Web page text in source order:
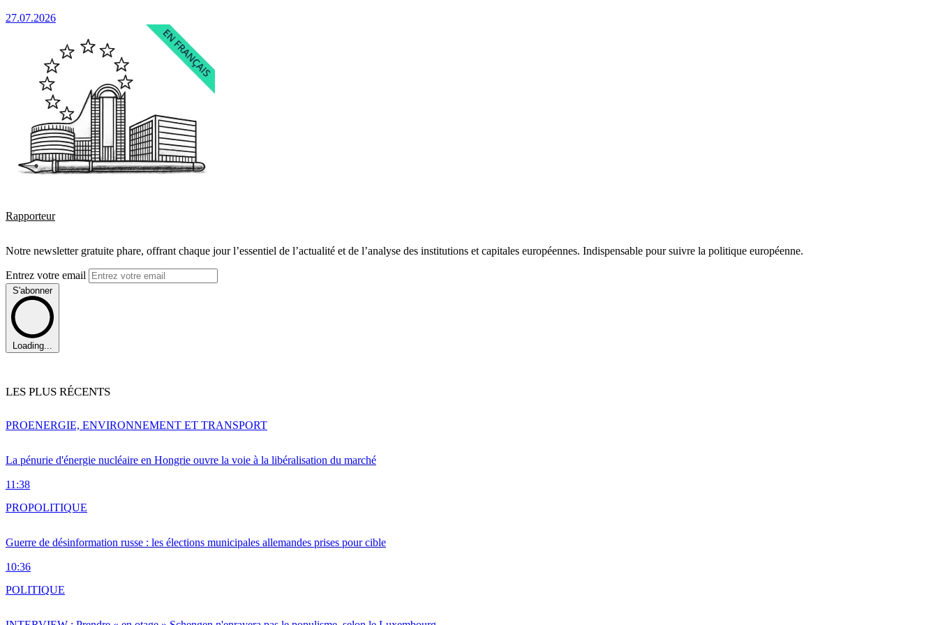
27.07.2026
Rapporteur
Notre newsletter gratuite phare, offrant chaque jour l’essentiel de l’actualité et de l’analyse des institutions et capitales européennes. Indispensable pour suivre la politique européenne.
Entrez votre email
S'abonner
Loading...
LES PLUS RÉCENTS
La pénurie d'énergie nucléaire en Hongrie ouvre la voie à la libéralisation du marché
11:38
PROENERGIE, ENVIRONNEMENT ET TRANSPORT
Guerre de désinformation russe : les élections municipales allemandes prises pour cible
10:36
PROPOLITIQUE
POLITIQUE